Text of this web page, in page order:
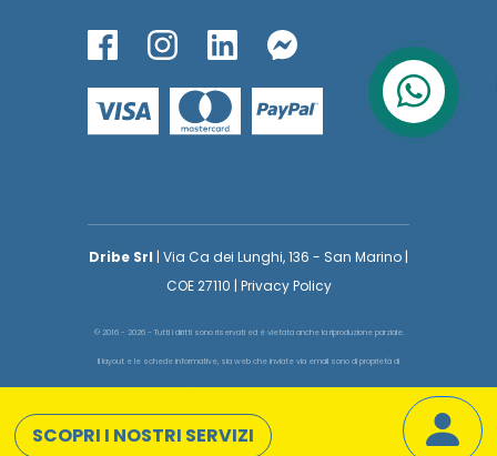
Dribe Srl | Via Ca dei Lunghi, 136 - San Marino |
COE 27110 | Privacy Policy
© 2016 - 2026 - Tutti i diritti sono riservati ed è vietata anche la riproduzione parziale.
Il layout e le schede informative, sia web che inviate via email sono di proprietà di
voglioinsegnare.it pertanto è fatto assoluto divieto replicare o copiare parte del layout
e dei contenuti
SCOPRI I NOSTRI SERVIZI